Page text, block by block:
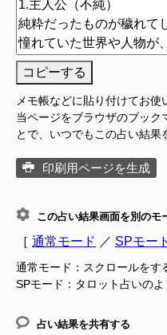
コピーする
メモ帳などに貼り付けてお使
当ページをブラウザのブック
とで、いつでもこの占い結果
印刷用ページを生成
この占い結果画面を別のモ
［ 通常モード ／ SPモー
通常モード：スクロールをす
SPモード：タロット占いの
占い結果を共有する